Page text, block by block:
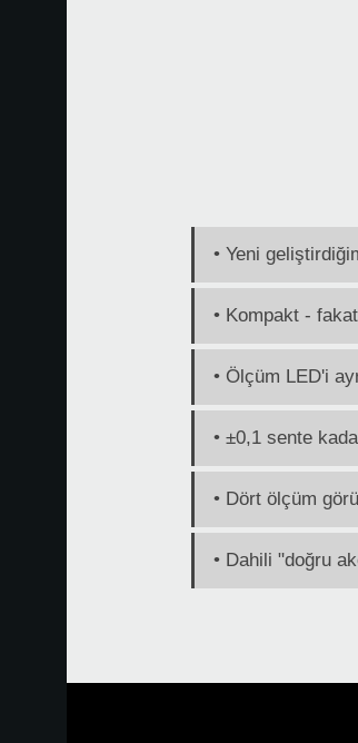
• Yeni
• Kompakt -
• Ölçüm LED'i
• ±0,1 sente
• Dört ölçüm
• Dahili "doğru